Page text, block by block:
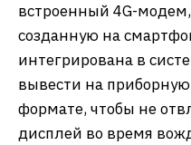
встроенный 4G-модем,
созданную на
интегрирована в
вывести на
формате, чтобы не
дисплей во время